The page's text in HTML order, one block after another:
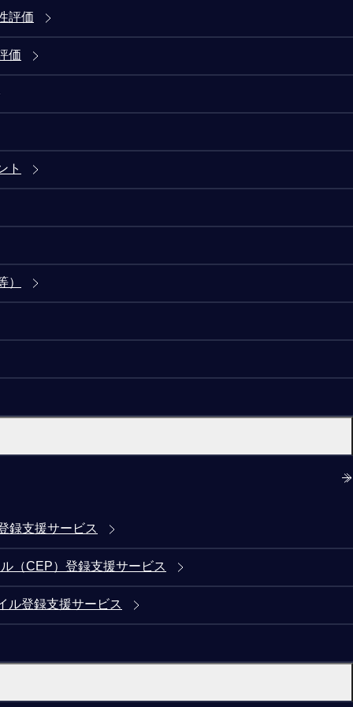
評価
価
ト
）
録支援サービス
（CEP）登録支援サービス
ル登録支援サービス